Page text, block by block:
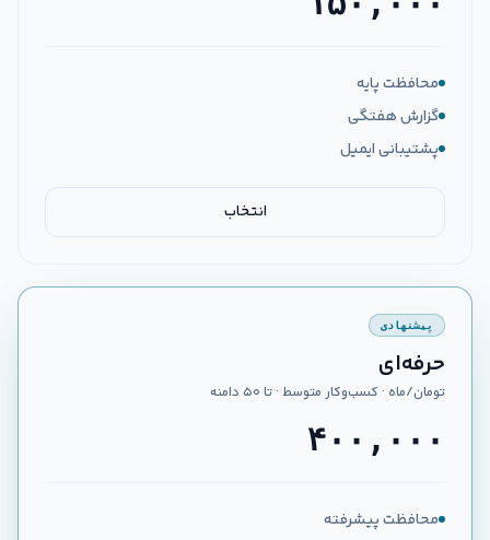
محافظت پایه
گزارش هفتگی
پشتیبانی ایمیل
انتخاب
پیشنهادی
حرفه‌ای
تومان/ماه · کسب‌وکار متوسط · تا ۵۰ دامنه
۴۰۰,۰۰۰
محافظت پیشرفته